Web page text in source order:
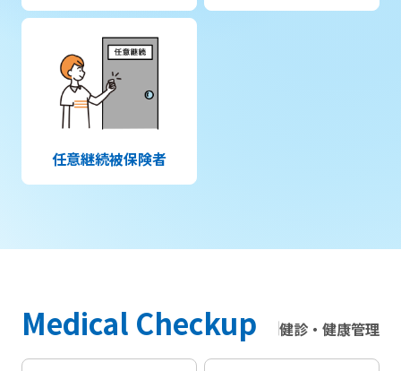
任意継続被保険者
Medical Checkup 健診・健康管理